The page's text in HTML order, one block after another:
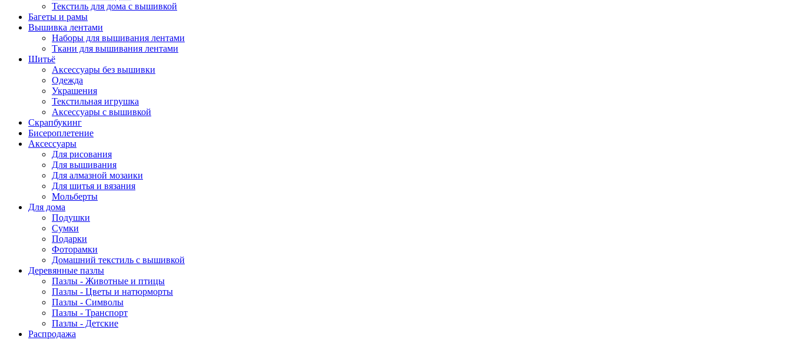
Текстиль для дома с вышивкой
Багеты и рамы
Вышивка лентами
Наборы для вышивания лентами
Ткани для вышивания лентами
Шитьё
Аксессуары без вышивки
Одежда
Украшения
Текстильная игрушка
Аксессуары с вышивкой
Скрапбукинг
Бисероплетение
Аксессуары
Для рисования
Для вышивания
Для алмазной мозаики
Для шитья и вязания
Мольберты
Для дома
Подушки
Сумки
Подарки
Фоторамки
Домашний текстиль с вышивкой
Деревянные пазлы
Пазлы - Животные и птицы
Пазлы - Цветы и натюрморты
Пазлы - Символы
Пазлы - Транспорт
Пазлы - Детские
Распродажа